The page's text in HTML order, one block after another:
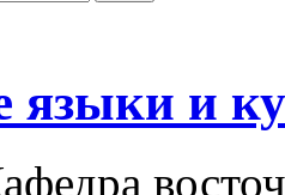
языки и